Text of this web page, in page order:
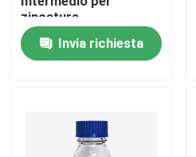
Prodotti
Chi Siamo
zincatura
Invia richiesta